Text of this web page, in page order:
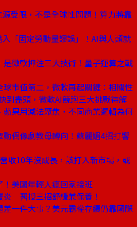
受限，不是全球性問題！算力將靠
「固定勞動量謬誤」！AI與人類就
是微軟押注三大技術！量子運算之戰
球市值第二，微軟再起關鍵：相關性
到盡頭，微軟AI競跑三大挑戰待解
蘋果用減法聚焦，不同商業邏輯為何
動偶像劇教母轉向！蘇麗媚4招打響
收10年沒成長，該打入新市場，或
！美國年輕人瘋回家接班
炎 醫授三招舒緩兼保養！
差一件大事？美元霸權存續仍靠國際